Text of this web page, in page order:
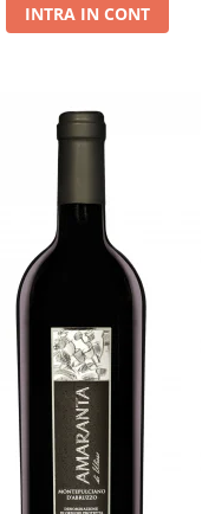
INTRA IN CONT